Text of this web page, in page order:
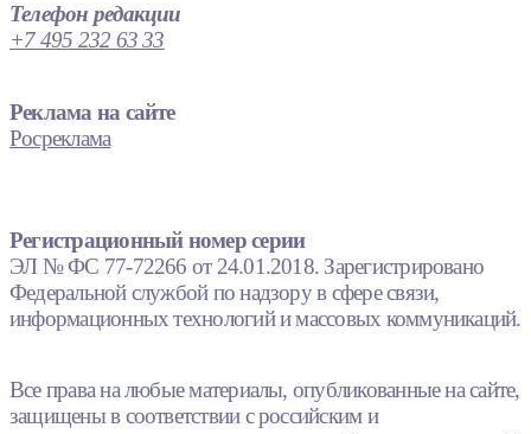
Телефон редакции
+7 495 232 63 33
Реклама на сайте
Росреклама
Регистрационный номер серии
ЭЛ № ФС 77-72266 от 24.01.2018. Зарегистрировано
Федеральной службой по надзору в сфере связи,
информационных технологий и массовых коммуникаций.
Все права на любые материалы, опубликованные на сайте,
защищены в соответствии с российским и